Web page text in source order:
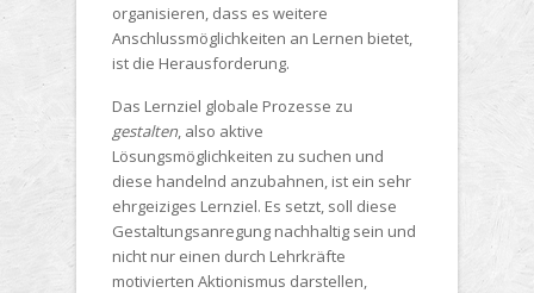
organisieren, dass es weitere
Anschlussmöglichkeiten an Lernen bietet,
ist die Herausforderung.
Das Lernziel globale Prozesse zu
gestalten , also aktive
Lösungsmöglichkeiten zu suchen und
diese handelnd anzubahnen, ist ein sehr
ehrgeiziges Lernziel. Es setzt, soll diese
Gestaltungsanregung nachhaltig sein und
nicht nur einen durch Lehrkräfte
motivierten Aktionismus darstellen,